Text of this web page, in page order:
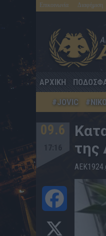
Επικοινωνία Διαφήμιση
ΑΡΧΙΚΗ
#JOVIC
09.6
της
Facebook